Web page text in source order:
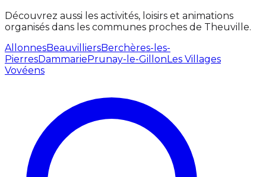
Découvrez aussi les activités, loisirs et animations
organisés dans les communes proches de Theuville.
AllonnesBeauvilliersBerchères-les-
PierresDammariePrunay-le-GillonLes Villages
Vovéens